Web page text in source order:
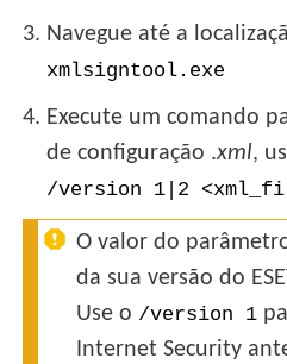
3. Navegue até a
xmlsigntool.exe
4. Execute um comando
de configuração .xml,
/version 1|2
O valor do
da sua versão do
Use o /version 1
Internet Security